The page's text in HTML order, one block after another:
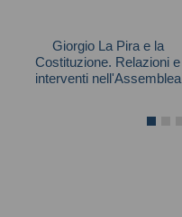
Giorgio La Pira e la
Costituzione. Relazioni e
interventi nell'Assemblea